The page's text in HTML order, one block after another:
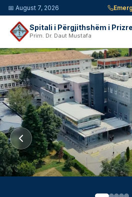
📅 August 7, 2026
Spitali i Përgjithshëm i
Prim. Dr. Daut Mustafa